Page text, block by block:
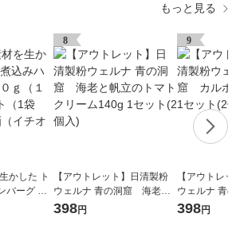
もっと見る
かした ト
バーグ １
1セット
8
【アウトレット】日清製粉
ウェルナ 青の洞窟 海老と
帆立のトマトクリーム140g
398円
9
【アウトレッ
ウェルナ 青の
ナーラ140g 1
398円